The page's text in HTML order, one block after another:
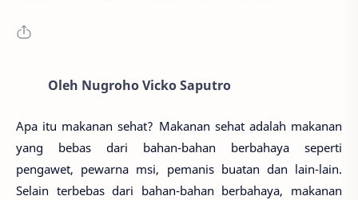
Oleh Nugroho Vicko Saputro
Apa itu makanan sehat? Makanan sehat adalah makanan
yang bebas dari bahan-bahan berbahaya seperti
pengawet, pewarna msi, pemanis buatan dan lain-lain.
Selain terbebas dari bahan-bahan berbahaya, makanan